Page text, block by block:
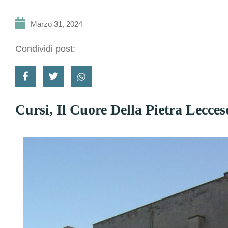
Marzo 31, 2024
Condividi post:
Cursi, Il Cuore Della Pietra